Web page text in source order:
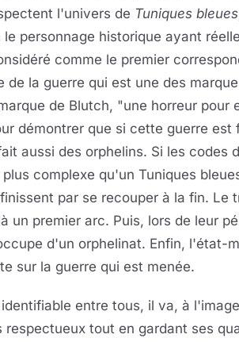
l'univers de Tuniques bleues
personnage historique ayant
comme le premier
la guerre qui est une des
de Blutch, "une horreur pour
démontrer que si cette guerre est
aussi des orphelins. Si les codes
complexe qu'un Tuniques
par se recouper à la fin. Le
un premier arc. Puis, lors de leur
d'un orphelinat. Enfin, l'état-
sur la guerre qui est menée.
entre tous, il va, à
tout en gardant ses